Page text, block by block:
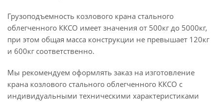
Грузоподъемность козлового крана стального
облегченного ККСО имеет значения от 500кг до 5000кг,
при этом общая масса конструкции не превышает 120кг
и 600кг соответственно.
Мы рекомендуем оформлять заказ на изготовление
крана козлового стального облегченного ККСО с
индивидуальными техническими характеристиками